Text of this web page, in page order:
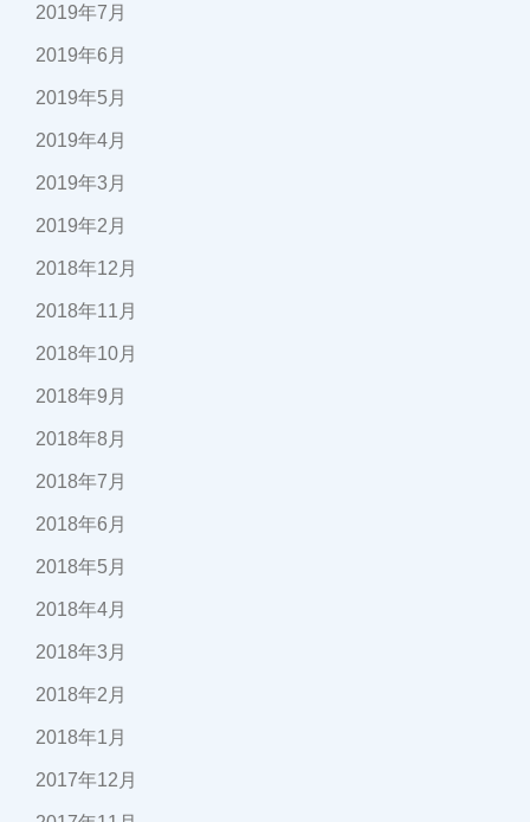
2019年7月
2019年6月
2019年5月
2019年4月
2019年3月
2019年2月
2018年12月
2018年11月
2018年10月
2018年9月
2018年8月
2018年7月
2018年6月
2018年5月
2018年4月
2018年3月
2018年2月
2018年1月
2017年12月